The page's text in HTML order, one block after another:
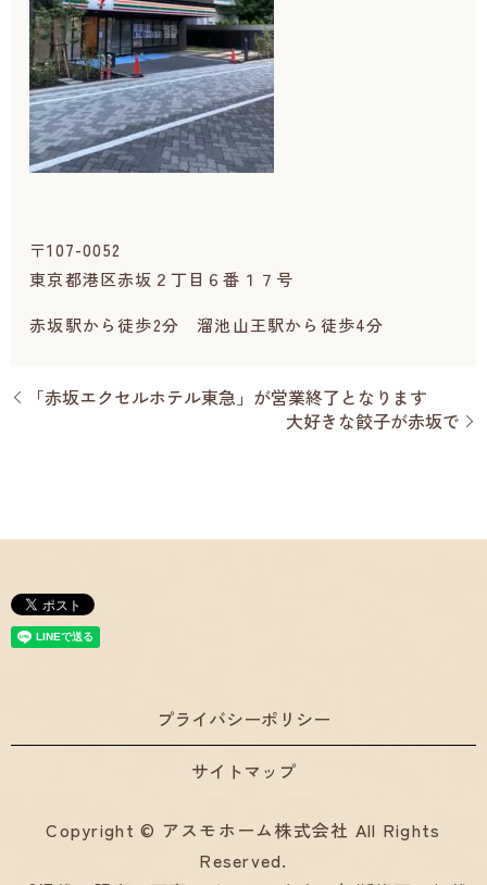
〒107-0052
東京都港区赤坂２丁目６番１７号
赤坂駅から徒歩2分 溜池山王駅から徒歩4分
「赤坂エクセルホテル東急」が営業終了となります
大好きな餃子が赤坂で
プライバシーポリシー
サイトマップ
Copyright © アスモホーム株式会社 All Rights
Reserved.